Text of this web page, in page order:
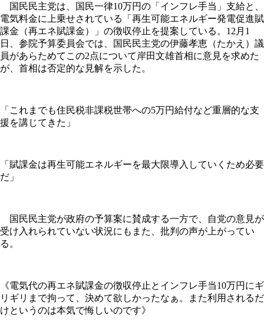
国民民主党は、国民一律10万円の「インフレ手当」支給と、
電気料金に上乗せされている「再生可能エネルギー発電促進賦
課金（再エネ賦課金）」の徴収停止を提案している。12月1
日、参院予算委員会では、国民民主党の伊藤孝恵（たかえ）議
員があらためてこの2点について岸田文雄首相に意見を求めた
が、首相は否定的な見解を示した。
「これまでも住民税非課税世帯への5万円給付など重層的な支
援を講じてきた」
「賦課金は再生可能エネルギーを最大限導入していくため必要
だ」
国民民主党が政府の予算案に賛成する一方で、自党の意見が
受け入れられていない状況にもまた、批判の声が上がってい
る。
《電気代の再エネ賦課金の徴収停止とインフレ手当10万円にギ
リギリまで拘って、決めて欲しかったなぁ。また利用されるだ
けというのは本気で悔しいのです》